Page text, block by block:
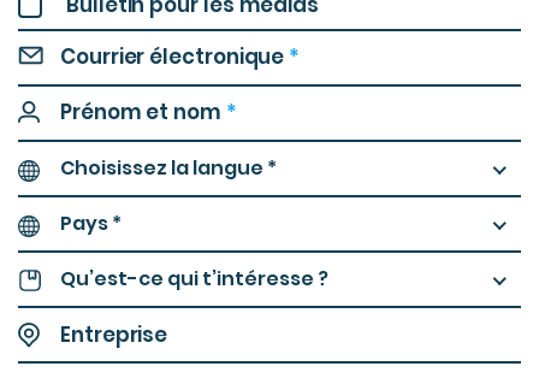
Courrier électronique *
Prénom et nom *
Choisissez la langue *
Pays *
Qu’est-ce qui t’intéresse ?